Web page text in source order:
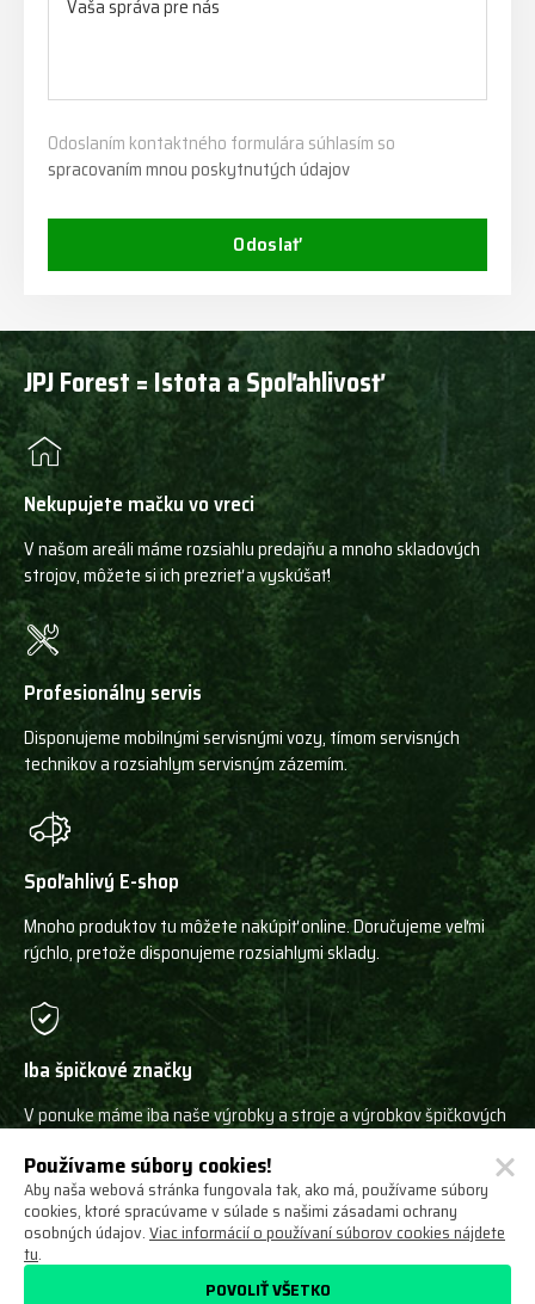
Odoslaním kontaktného formulára súhlasím so
spracovaním mnou poskytnutých údajov
Odoslať
JPJ Forest = Istota a Spoľahlivosť
Nekupujete mačku vo vreci
V našom areáli máme rozsiahlu predajňu a mnoho skladových
strojov, môžete si ich prezrieť a vyskúšať!
Profesionálny servis
Disponujeme mobilnými servisnými vozy, tímom servisných
technikov a rozsiahlym servisným zázemím.
Spoľahlivý E-shop
Mnoho produktov tu môžete nakúpiť online. Doručujeme veľmi
rýchlo, pretože disponujeme rozsiahlymi sklady.
Iba špičkové značky
V ponuke máme iba naše výrobky a stroje a výrobkov špičkových
Ochrana osobných údajovObchodné podmienky
Používame súbory cookies!
Aby naša webová stránka fungovala tak, ako má, používame súbory
cookies, ktoré spracúvame v súlade s našimi zásadami ochrany
osobných údajov.Viac informácií o používaní súborov cookies nájdete
tu.
POVOLIŤ VŠETKO